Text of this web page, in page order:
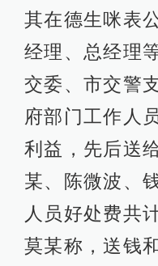
其在德生咪表
经理、总经理
交委、市交警
府部门工作人
利益，先后送
某、陈微波、
人员好处费共
莫某称，送钱